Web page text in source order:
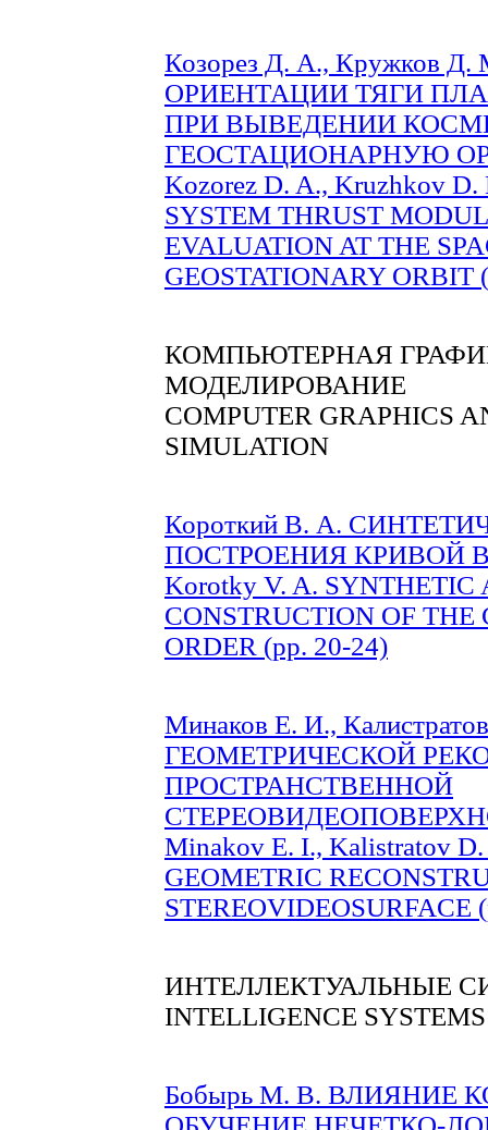
Козорез Д. А., Кружков
ОРИЕНТАЦИИ ТЯГИ
ПРИ ВЫВЕДЕНИИ
ГЕОСТАЦИОНАРНУЮ
Kozorez D. A., Kruzhkov
SYSTEM THRUST
EVALUATION AT THE
GEOSTATIONARY ORBIT
КОМПЬЮТЕРНАЯ
МОДЕЛИРОВАНИЕ
COMPUTER GRAPHICS
SIMULATION
Короткий В. А.
ПОСТРОЕНИЯ КРИВОЙ
Korotky V. A. SYNTHETIC
CONSTRUCTION OF THE
ORDER (pp. 20-24)
Минаков Е. И.,
ГЕОМЕТРИЧЕСКОЙ
ПРОСТРАНСТВЕННОЙ
Minakov E. I., Kalistratov
GEOMETRIC
STEREOVIDEOSURFACE
ИНТЕЛЛЕКТУАЛЬНЫЕ
INTELLIGENCE SYSTEMS
Бобырь М. В. ВЛИЯНИЕ